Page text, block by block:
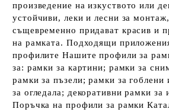
произведение на изкуството или
устойчиви, леки и лесни за
същевременно придават красив и
на рамката. Подходящи
профилите Нашите профили за
за: рамки за картини; рамки за
рамки за пъзели; рамки за гоблени
за огледала; декоративни рамки за
Поръчка на профили за рамки